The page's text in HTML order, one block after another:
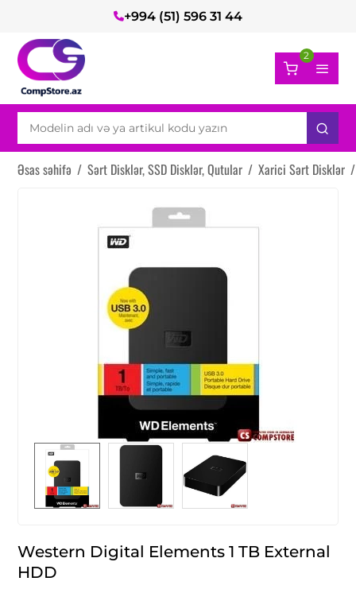
+994 (51) 596 31 44
2
Əsas səhifə / Sərt Disklər, SSD Disklər, Qutular / Xarici Sərt Disklər /
Western Digital Elements 1 TB External
HDD